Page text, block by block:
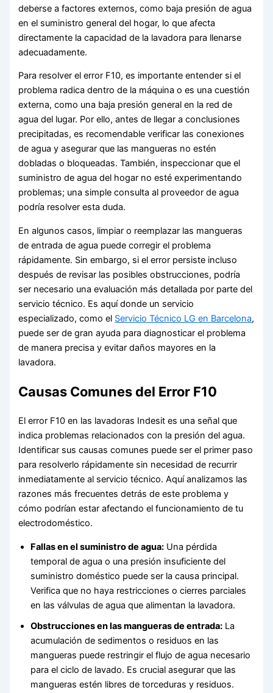
deberse a factores externos, como baja presión de agua
en el suministro general del hogar, lo que afecta
directamente la capacidad de la lavadora para llenarse
adecuadamente.
Para resolver el error F10, es importante entender si el
problema radica dentro de la máquina o es una cuestión
externa, como una baja presión general en la red de
agua del lugar. Por ello, antes de llegar a conclusiones
precipitadas, es recomendable verificar las conexiones
de agua y asegurar que las mangueras no estén
dobladas o bloqueadas. También, inspeccionar que el
suministro de agua del hogar no esté experimentando
problemas; una simple consulta al proveedor de agua
podría resolver esta duda.
En algunos casos, limpiar o reemplazar las mangueras
de entrada de agua puede corregir el problema
rápidamente. Sin embargo, si el error persiste incluso
después de revisar las posibles obstrucciones, podría
ser necesario una evaluación más detallada por parte del
servicio técnico. Es aquí donde un servicio
especializado, como el Servicio Técnico LG en Barcelona,
puede ser de gran ayuda para diagnosticar el problema
de manera precisa y evitar daños mayores en la
lavadora.
Causas Comunes del Error F10
El error F10 en las lavadoras Indesit es una señal que
indica problemas relacionados con la presión del agua.
Identificar sus causas comunes puede ser el primer paso
para resolverlo rápidamente sin necesidad de recurrir
inmediatamente al servicio técnico. Aquí analizamos las
razones más frecuentes detrás de este problema y
cómo podrían estar afectando el funcionamiento de tu
electrodoméstico.
Fallas en el suministro de agua: Una pérdida
temporal de agua o una presión insuficiente del
suministro doméstico puede ser la causa principal.
Verifica que no haya restricciones o cierres parciales
en las válvulas de agua que alimentan la lavadora.
Obstrucciones en las mangueras de entrada: La
acumulación de sedimentos o residuos en las
mangueras puede restringir el flujo de agua necesario
para el ciclo de lavado. Es crucial asegurar que las
mangueras estén libres de torceduras y residuos.